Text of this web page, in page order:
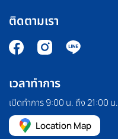
ติดตามเรา
เวลาทำการ
เปิดทำการ 9:00 น. ถึง 21:00 น.
Location Map